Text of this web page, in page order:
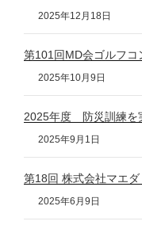
2025年12月18日
第101回MD会ゴルフコ
2025年10月9日
2025年度 防災訓練を
2025年9月1日
第18回 株式会社マエダ
2025年6月9日